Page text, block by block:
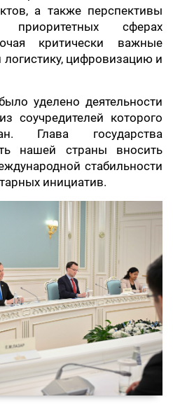
а также перспективы
приоритетных сферах
критически важные
цифровизацию и
уделено деятельности
соучредителей которого
Глава государства
нашей страны вносить
стабильности
инициатив.